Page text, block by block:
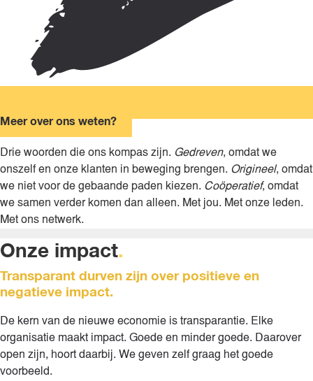
Meer over ons weten?
Drie woorden die ons kompas zijn. Gedreven, omdat we
onszelf en onze klanten in beweging brengen. Origineel, omdat
we niet voor de gebaande paden kiezen. Coöperatief, omdat
we samen verder komen dan alleen. Met jou. Met onze leden.
Met ons netwerk.
Onze impact.
Transparant durven zijn over positieve en
negatieve impact.
De kern van de nieuwe economie is transparantie. Elke
organisatie maakt impact. Goede en minder goede. Daarover
open zijn, hoort daarbij. We geven zelf graag het goede
voorbeeld.